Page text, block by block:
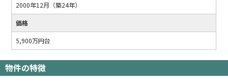
2000年12月（築24年）
価格
5,900万円台
物件の特徴